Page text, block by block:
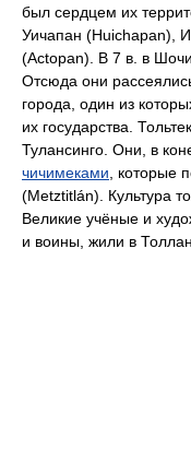
был сердцем их
Уичапан (Huichapan),
(Actopan). В 7 в. в
Отсюда они
города, один из
их государства.
Тулансинго. Они, в
чичимеками , которые
(Metztitlán). Культура
Великие учёные и
и воины, жили в